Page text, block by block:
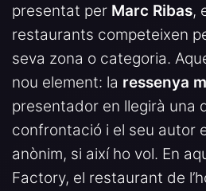
presentat per Marc Ribas,
restaurants competeixen
seva zona o categoria.
nou element: la ressenya
presentador en llegirà una
confrontació i el seu autor
anònim, si així ho vol. En
Factory, el restaurant de